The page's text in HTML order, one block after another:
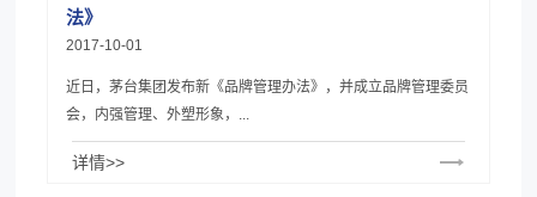
法》
2017-10-01
近日，茅台集团发布新《品牌管理办法》，并成立品牌管理委员
会，内强管理、外塑形象，...
详情>>